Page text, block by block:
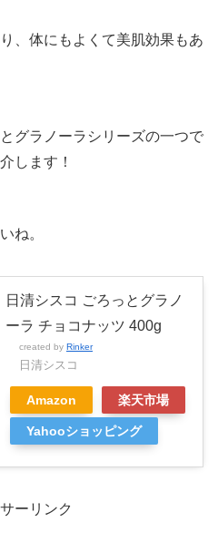
、体にもよくて美肌効果もあ
グラノーラシリーズの一つで
します！
ね。
日清シスコ ごろっとグラノ
ーラ チョコナッツ 400g
created by Rinker
日清シスコ
Amazon 楽天市場
Yahooショッピング
ーリンク